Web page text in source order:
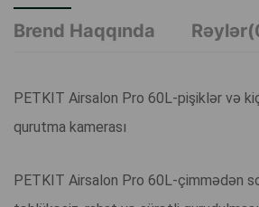
Brend Haqqında
PETKIT Airsalon Pro 60L-pişiklər və
qurutma kamerası
PETKIT Airsalon Pro 60L-çimmədən